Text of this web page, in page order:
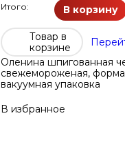
Итого:
В корзину
Товар в
корзине
Оленина шпигованная
свежемороженая, форма
вакуумная упаковка
В избранное